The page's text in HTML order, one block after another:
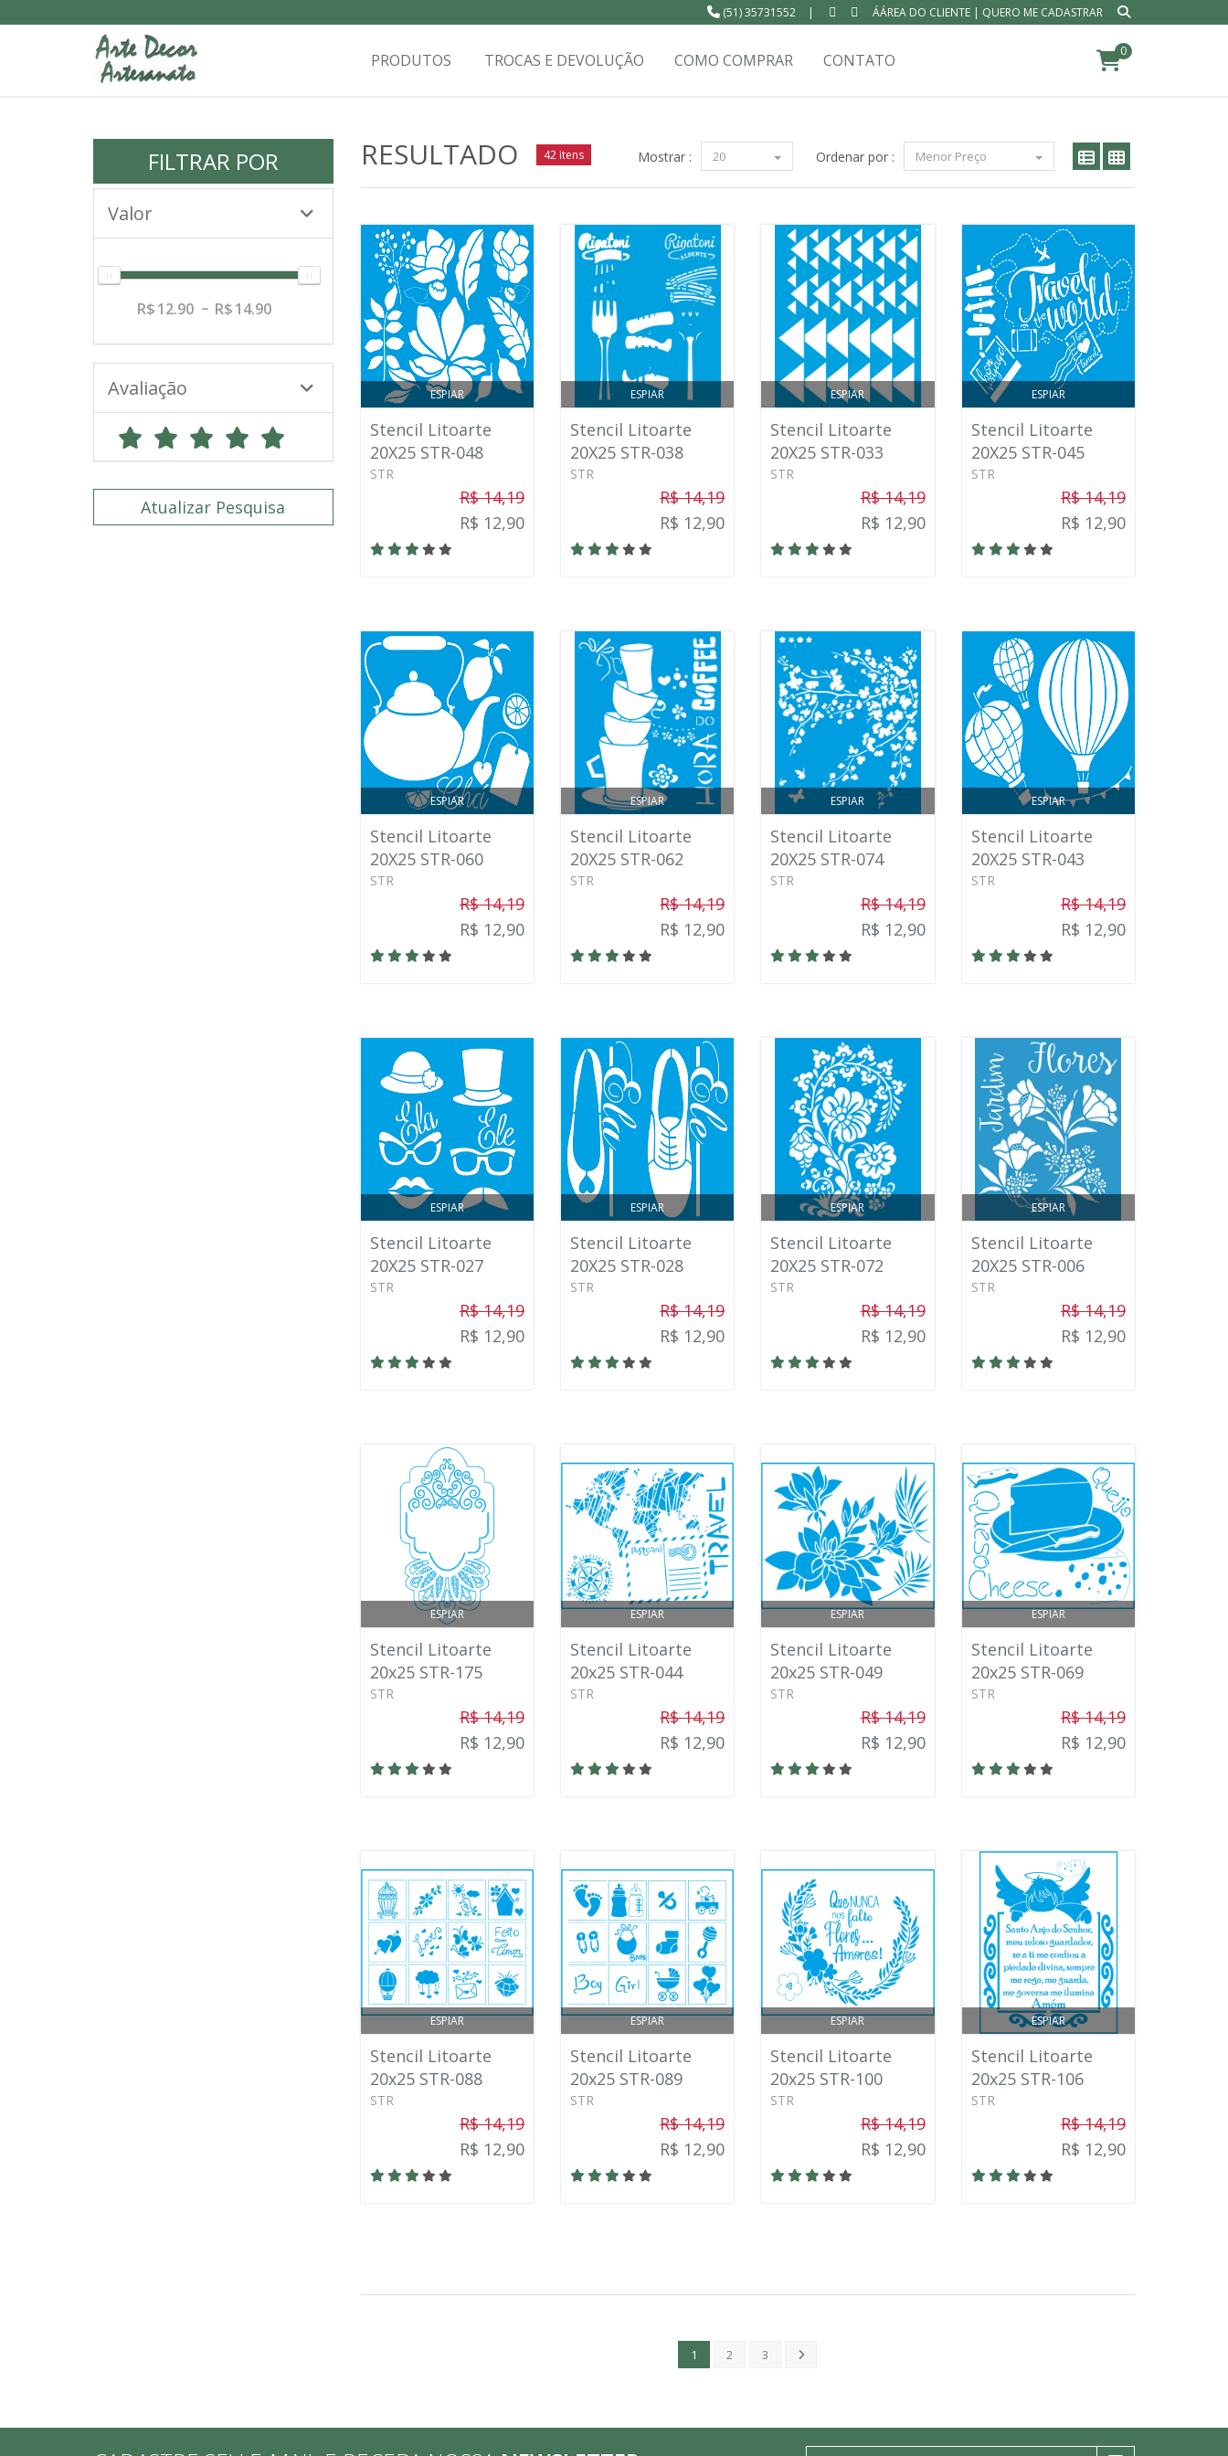
(51) 35731552 | ÁÁREA DO CLIENTE | QUERO ME CADASTRAR
0
PRODUTOS TROCAS E DEVOLUÇÃO COMO COMPRAR CONTATO
FILTRAR POR
Valor
12.90 14.90
Avaliação
Atualizar Pesquisa
RESULTADO 42 itens Ordenar por : Menor Preço
Mostrar : 20
ESPIAR
Stencil Litoarte
20X25 STR-048
STR
R$ 14,19
R$ 12,90
ESPIAR
Stencil Litoarte
20X25 STR-038
STR
R$ 14,19
R$ 12,90
ESPIAR
Stencil Litoarte
20X25 STR-033
STR
R$ 14,19
R$ 12,90
ESPIAR
Stencil Litoarte
20X25 STR-045
STR
R$ 14,19
R$ 12,90
ESPIAR
Stencil Litoarte
20X25 STR-060
STR
R$ 14,19
R$ 12,90
ESPIAR
Stencil Litoarte
20X25 STR-062
STR
R$ 14,19
R$ 12,90
ESPIAR
Stencil Litoarte
20X25 STR-074
STR
R$ 14,19
R$ 12,90
ESPIAR
Stencil Litoarte
20X25 STR-043
STR
R$ 14,19
R$ 12,90
ESPIAR
Stencil Litoarte
20X25 STR-027
STR
R$ 14,19
R$ 12,90
ESPIAR
Stencil Litoarte
20X25 STR-028
STR
R$ 14,19
R$ 12,90
ESPIAR
Stencil Litoarte
20X25 STR-072
STR
R$ 14,19
R$ 12,90
ESPIAR
Stencil Litoarte
20X25 STR-006
STR
R$ 14,19
R$ 12,90
ESPIAR
Stencil Litoarte
20x25 STR-175
STR
R$ 14,19
R$ 12,90
ESPIAR
Stencil Litoarte
20x25 STR-044
STR
R$ 14,19
R$ 12,90
ESPIAR
Stencil Litoarte
20x25 STR-049
STR
R$ 14,19
R$ 12,90
ESPIAR
Stencil Litoarte
20x25 STR-069
STR
R$ 14,19
R$ 12,90
ESPIAR
Stencil Litoarte
20x25 STR-088
STR
R$ 14,19
R$ 12,90
ESPIAR
Stencil Litoarte
20x25 STR-089
STR
R$ 14,19
R$ 12,90
ESPIAR
Stencil Litoarte
20x25 STR-100
STR
R$ 14,19
R$ 12,90
ESPIAR
Stencil Litoarte
20x25 STR-106
STR
R$ 14,19
R$ 12,90
1 2 3